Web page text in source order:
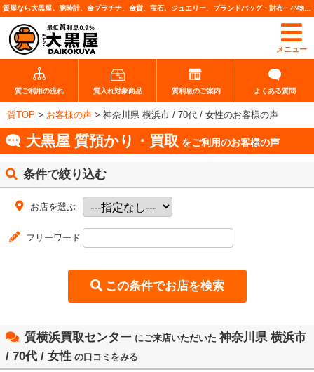
メニュー
質ご利用の流れ 質入れ対象商品 質利息のご案内 よくある質問
質TOP > お客様の声 > 神奈川県 横浜市 / 70代 / 女性のお客様の声
大黒屋 質預かり・買取 をご利用のお客様の声
条件で絞り込む
お店を選ぶ
フリーワード
質横浜買取センター にご来店いただいた 神奈川県 横浜市
/ 70代 / 女性 の口コミをみる